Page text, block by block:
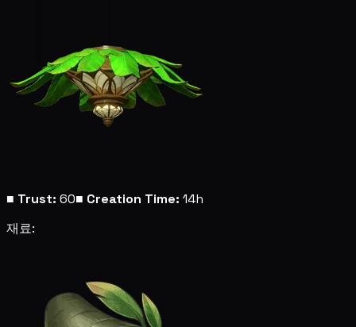
■ Trust: 60■ Creation Time: 14h
재료: